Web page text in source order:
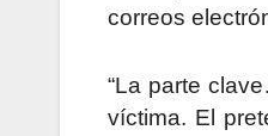
correos
“La parte
víctima. El